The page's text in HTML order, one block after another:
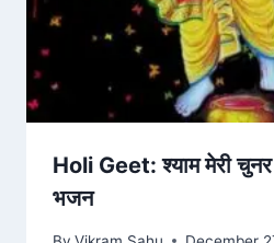
Holi Geet: श्याम मेरी चुनर
भजन